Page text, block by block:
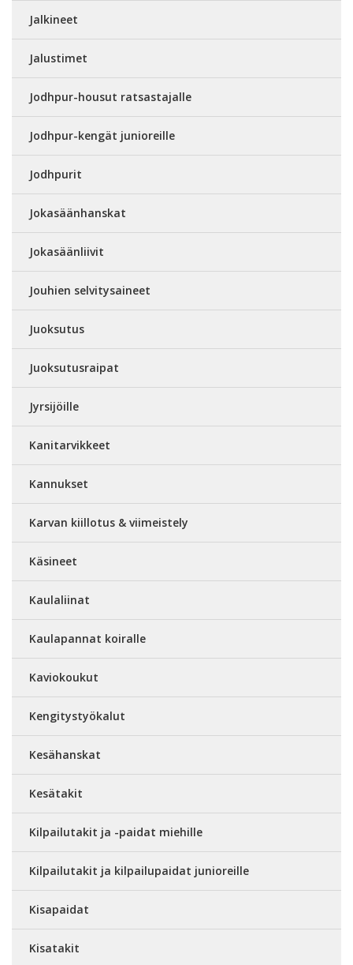
Jalkineet
Jalustimet
Jodhpur-housut ratsastajalle
Jodhpur-kengät junioreille
Jodhpurit
Jokasäänhanskat
Jokasäänliivit
Jouhien selvitysaineet
Juoksutus
Juoksutusraipat
Jyrsijöille
Kanitarvikkeet
Kannukset
Karvan kiillotus & viimeistely
Käsineet
Kaulaliinat
Kaulapannat koiralle
Kaviokoukut
Kengitystyökalut
Kesähanskat
Kesätakit
Kilpailutakit ja -paidat miehille
Kilpailutakit ja kilpailupaidat junioreille
Kisapaidat
Kisatakit